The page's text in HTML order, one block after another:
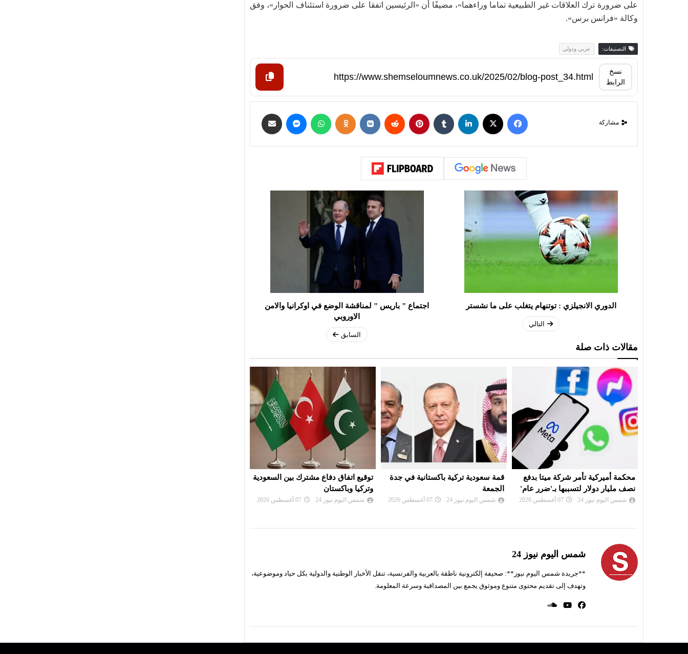
على ضرورة ترك العلاقات غير الطبيعية تماما وراءهما»، مضيفًا أن «الرئيسين اتفقا على ضرورة استئناف الحوار»، وفق
وكالة «فرانس برس».
التصنيفات: عربي ودولي
نسخ
الرابط
مشاركة
الدوري الانجيلزي : توتنهام يتغلب على ما نشستر
التالي
اجتماع " باريس " لمناقشة الوضع في اوكرانيا والامن
الاوروبي
السابق
مقالات ذات صلة
قمة سعودية تركية باكستانية في جدة
الجمعة
شمس اليوم نيوز 24 07 أغسطس 2026
توقيع اتفاق دفاع مشترك بين السعودية
وتركيا وباكستان
شمس اليوم نيوز 24 07 أغسطس 2026
محكمة أميركية تأمر شركة ميتا بدفع
نصف مليار دولار لتسببها بـ'ضرر عام'
شمس اليوم نيوز 24 07 أغسطس 2026
شمس اليوم نيوز 24
**جريدة شمس اليوم نيوز**: صحيفة إلكترونية ناطقة بالعربية والفرنسية، تنقل الأخبار الوطنية والدولية بكل حياد وموضوعية،
وتهدف إلى تقديم محتوى متنوع وموثوق يجمع بين المصداقية وسرعة المعلومة.